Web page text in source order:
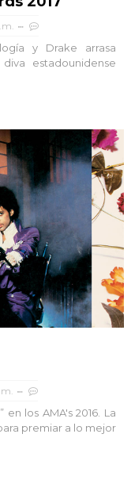
y Drake arrasa
estadounidense
los AMA's 2016. La
premiar a lo mejor